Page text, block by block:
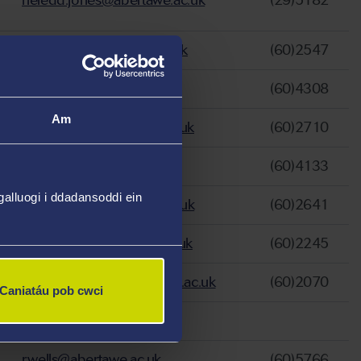
Am
i ddadansoddi ein
Caniatáu pob cwci
F.M.Davies@abertawe.ac.uk (60)2547
(60)4308
d.k.morgan@abertawe.ac.uk (60)2710
(60)4133
c.j.reynolds@abertawe.ac.uk (60)2641
Efa.Griffiths@abertawe.ac.uk (60)2245
carys.e.thomas@abertawe.ac.uk (60)2070
n.l.pike@abertawe.ac.uk